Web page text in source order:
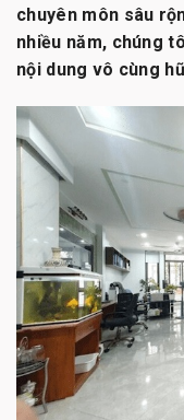
chuyên môn sâu
nhiều năm, chúng
nội dung vô cùng